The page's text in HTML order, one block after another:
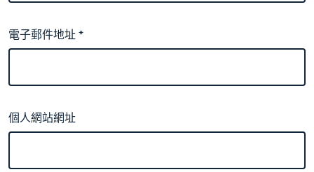
電子郵件地址*
個人網站網址